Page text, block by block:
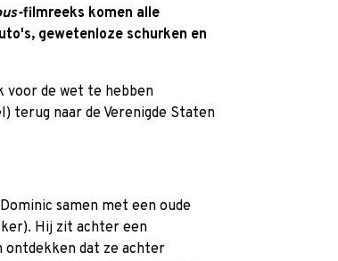
filmreeks komen alle
gewetenloze schurken en
voor de wet te hebben
terug naar de Verenigde Staten
samen met een oude
Hij zit achter een
ontdekken dat ze achter